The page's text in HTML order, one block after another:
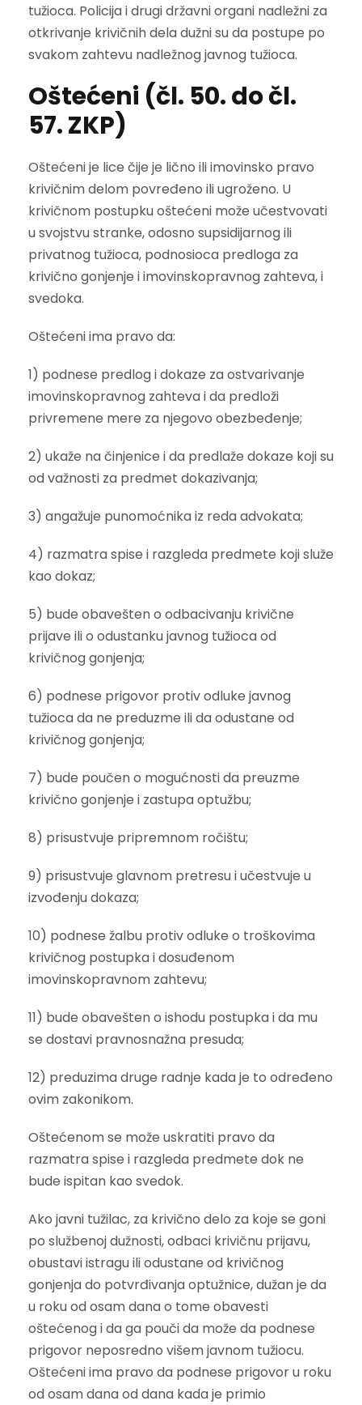
tužioca. Policija i drugi državni organi nadležni za
otkrivanje krivičnih dela dužni su da postupe po
svakom zahtevu nadležnog javnog tužioca.
Oštećeni (čl. 50. do čl.
57. ZKP)
Oštećeni je lice čije je lično ili imovinsko pravo
krivičnim delom povređeno ili ugroženo. U
krivičnom postupku oštećeni može učestvovati
u svojstvu stranke, odosno supsidijarnog ili
privatnog tužioca, podnosioca predloga za
krivično gonjenje i imovinskopravnog zahteva, i
svedoka.
Oštećeni ima pravo da:
1) podnese predlog i dokaze za ostvarivanje
imovinskopravnog zahteva i da predloži
privremene mere za njegovo obezbeđenje;
2) ukaže na činjenice i da predlaže dokaze koji su
od važnosti za predmet dokazivanja;
3) angažuje punomoćnika iz reda advokata;
4) razmatra spise i razgleda predmete koji služe
kao dokaz;
5) bude obavešten o odbacivanju krivične
prijave ili o odustanku javnog tužioca od
krivičnog gonjenja;
6) podnese prigovor protiv odluke javnog
tužioca da ne preduzme ili da odustane od
krivičnog gonjenja;
7) bude poučen o mogućnosti da preuzme
krivično gonjenje i zastupa optužbu;
8) prisustvuje pripremnom ročištu;
9) prisustvuje glavnom pretresu i učestvuje u
izvođenju dokaza;
10) podnese žalbu protiv odluke o troškovima
krivičnog postupka i dosuđenom
imovinskopravnom zahtevu;
11) bude obavešten o ishodu postupka i da mu
se dostavi pravnosnažna presuda;
12) preduzima druge radnje kada je to određeno
ovim zakonikom.
Oštećenom se može uskratiti pravo da
razmatra spise i razgleda predmete dok ne
bude ispitan kao svedok.
Ako javni tužilac, za krivično delo za koje se goni
po službenoj dužnosti, odbaci krivičnu prijavu,
obustavi istragu ili odustane od krivičnog
gonjenja do potvrđivanja optužnice, dužan je da
u roku od osam dana o tome obavesti
oštećenog i da ga pouči da može da podnese
prigovor neposredno višem javnom tužiocu.
Oštećeni ima pravo da podnese prigovor u roku
od osam dana od dana kada je primio